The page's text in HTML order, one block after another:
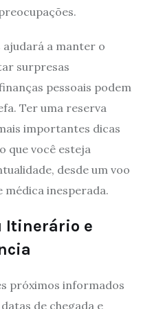
a manter o
surpresas
pessoais podem
Ter uma reserva
importantes dicas
que você esteja
desde um voo
médica inesperada.
Itinerário e
próximos informados
de chegada e